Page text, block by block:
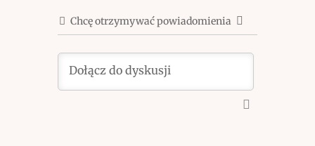
Chcę otrzymywać powiadomienia